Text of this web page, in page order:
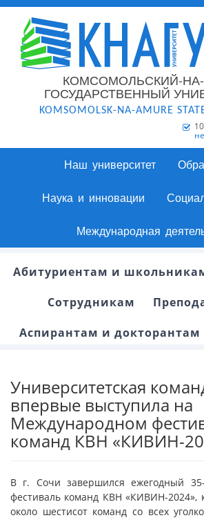
КОМСОМОЛЬСКИЙ-
ГОСУДАРСТВЕННЫЙ
KOMSOMOLSK-NA-AMURE
Наш университет
Наука и инновации
Международная
Абитуриентам и
Сотрудникам
Аспирантам и докторантам
Университетская
впервые выступила на
Международном
команд КВН «КИВИН-
В г. Сочи завершился ежегодный
фестиваль команд КВН «КИВИН-2024»,
около шестисот команд со всех